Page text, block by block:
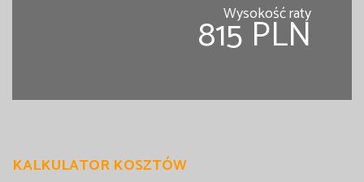
Wysokość raty
815 PLN
KALKULATOR KOSZTÓW